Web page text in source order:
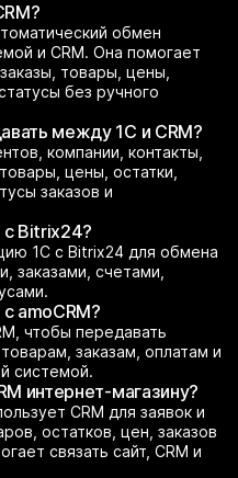
обмен
и CRM. Она помогает
товары, цены,
без ручного
между 1С и CRM?
компании, контакты,
цены, остатки,
заказов и
с Bitrix24?
1С с Bitrix24 для обмена
заказами, счетами,
amoCRM?
чтобы передавать
заказам, оплатам и
системой.
интернет-магазину?
CRM для заявок и
остатков, цен, заказов
связать сайт, CRM и